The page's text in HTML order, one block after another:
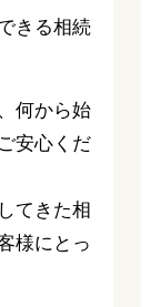
きる相続
何から始
安心くだ
てきた相
様にとっ